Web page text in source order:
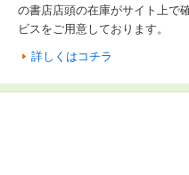
の書店店頭の在庫がサイト上で
ビスをご用意しております。
詳しくはコチラ